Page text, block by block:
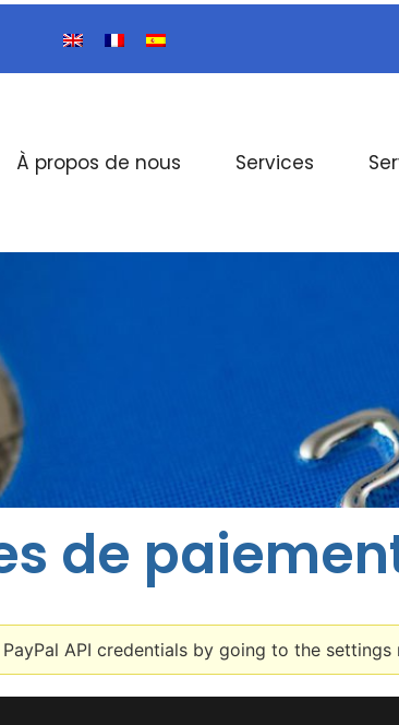
À propos de nous Services
de
API credentials by going to the